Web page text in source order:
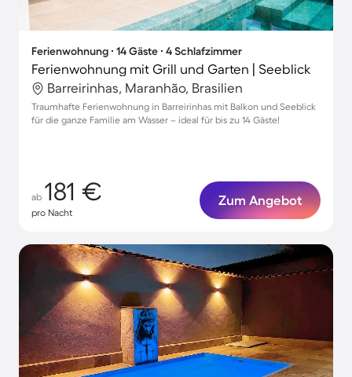
Ferienwohnung ∙ 14 Gäste ∙ 4 Schlafzimmer
Ferienwohnung mit Grill und Garten | Seeblick
Barreirinhas, Maranhão, Brasilien
Traumhafte Ferienwohnung in Barreirinhas mit Balkon und Seeblick
für die ganze Familie am Wasser – ideal für bis zu 14 Gäste!
ab 181 €
pro Nacht
Zum Angebot